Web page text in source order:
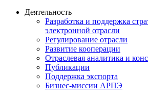
Деятельность
Разработка и поддержка
электронной отрасли
Регулирование отрасли
Развитие кооперации
Отраслевая аналитика и
Публикации
Поддержка экспорта
Бизнес-миссии АРПЭ